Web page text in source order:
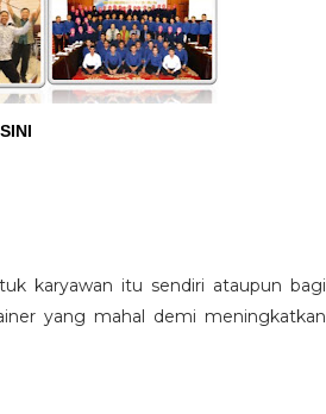
karyawan itu sendiri ataupun bagi
yang mahal demi meningkatkan